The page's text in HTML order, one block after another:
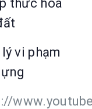
thức hóa
vi phạm